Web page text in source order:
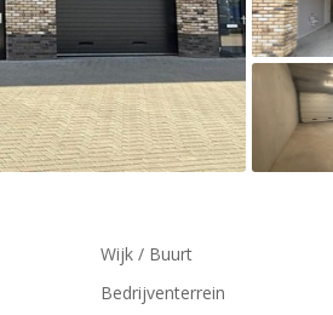
Wijk / Buurt
Bedrijventerrein